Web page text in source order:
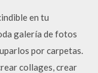
en tu
galería de fotos
por carpetas.
collages, crear